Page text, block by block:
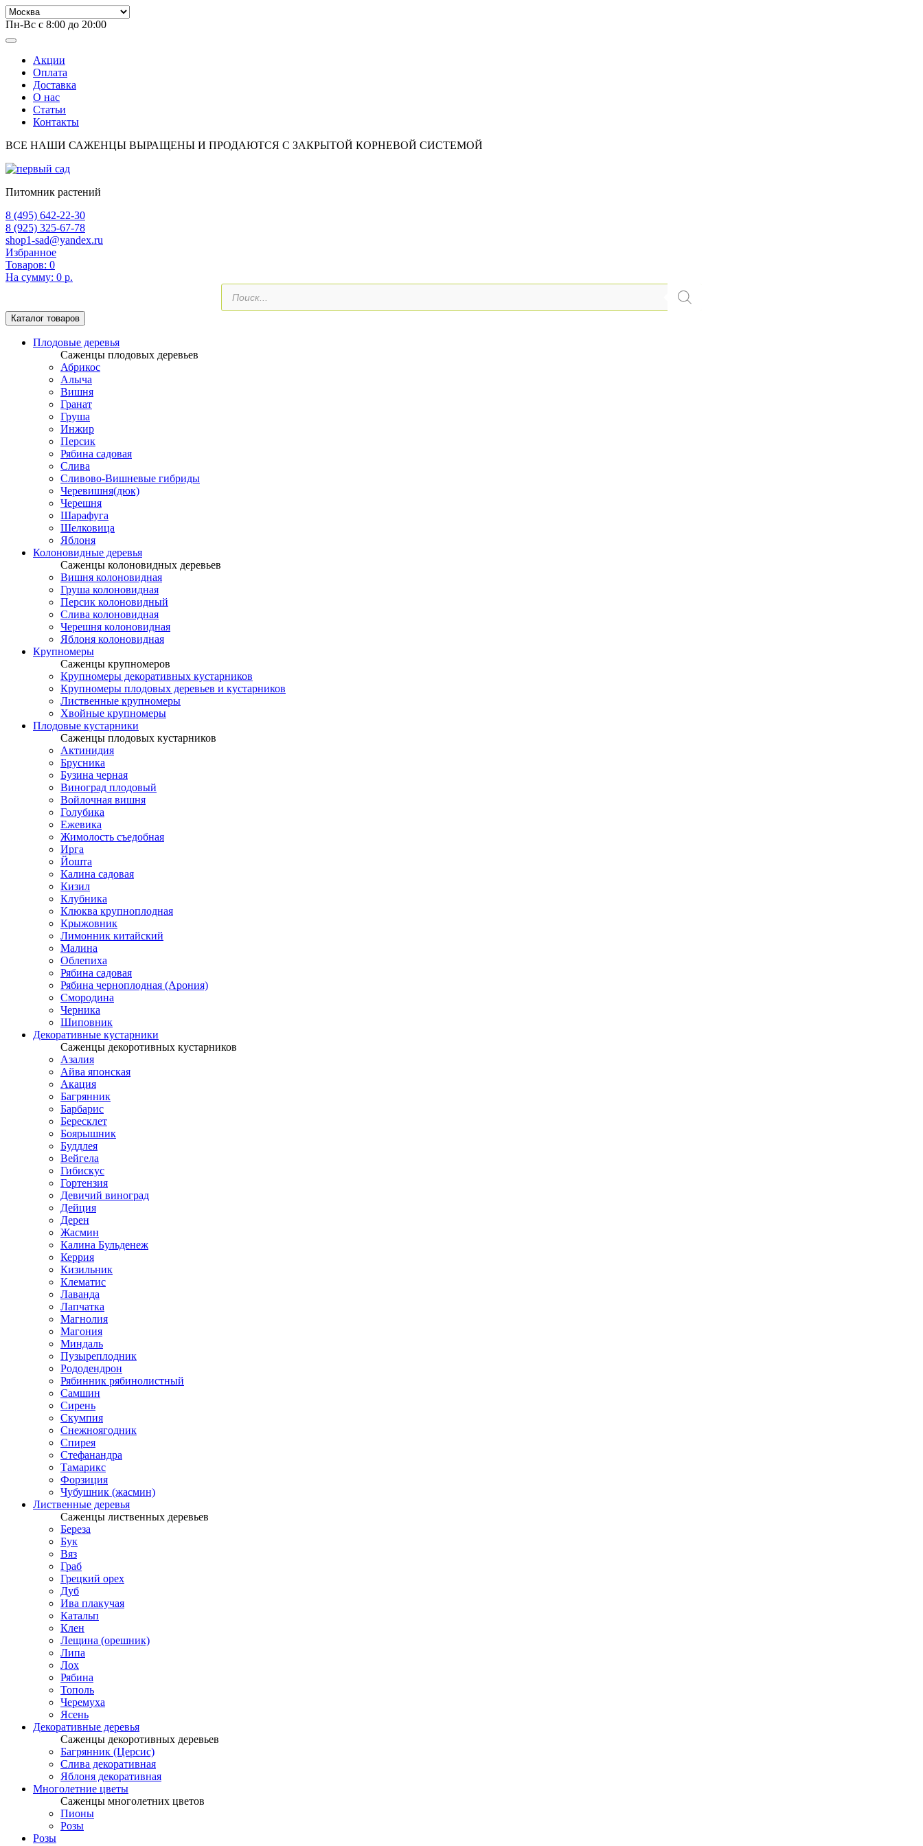
Пн-Вс с 8:00 до 20:00
Акции
Оплата
Доставка
О нас
Статьи
Контакты
ВСЕ НАШИ САЖЕНЦЫ ВЫРАЩЕНЫ И ПРОДАЮТСЯ С ЗАКРЫТОЙ КОРНЕВОЙ СИСТЕМОЙ
Питомник растений
8 (495) 642-22-30
8 (925) 325-67-78
shop1-sad@yandex.ru
Избранное
Товаров: 0
На сумму: 0 р.
Поиск
товаров
Каталог товаров
Плодовые деревья
Саженцы плодовых деревьев
Абрикос
Алыча
Вишня
Гранат
Груша
Инжир
Персик
Рябина садовая
Слива
Сливово-Вишневые гибриды
Черевишня(дюк)
Черешня
Шарафуга
Шелковица
Яблоня
Колоновидные деревья
Саженцы колоновидных деревьев
Вишня колоновидная
Груша колоновидная
Персик колоновидный
Слива колоновидная
Черешня колоновидная
Яблоня колоновидная
Крупномеры
Саженцы крупномеров
Крупномеры декоративных кустарников
Крупномеры плодовых деревьев и кустарников
Лиственные крупномеры
Хвойные крупномеры
Плодовые кустарники
Саженцы плодовых кустарников
Актинидия
Брусника
Бузина черная
Виноград плодовый
Войлочная вишня
Голубика
Ежевика
Жимолость съедобная
Ирга
Йошта
Калина садовая
Кизил
Клубника
Клюква крупноплодная
Крыжовник
Лимонник китайский
Малина
Облепиха
Рябина садовая
Рябина черноплодная (Арония)
Смородина
Черника
Шиповник
Декоративные кустарники
Саженцы декоротивных кустарников
Азалия
Айва японская
Акация
Багрянник
Барбарис
Бересклет
Боярышник
Буддлея
Вейгела
Гибискус
Гортензия
Девичий виноград
Дейция
Дерен
Жасмин
Калина Бульденеж
Керрия
Кизильник
Клематис
Лаванда
Лапчатка
Магнолия
Магония
Миндаль
Пузыреплодник
Рододендрон
Рябинник рябинолистный
Самшин
Сирень
Скумпия
Снежноягодник
Спирея
Стефанандра
Тамарикс
Форзиция
Чубушник (жасмин)
Лиственные деревья
Саженцы лиственных деревьев
Береза
Бук
Вяз
Граб
Грецкий орех
Дуб
Ива плакучая
Катальп
Клен
Лещина (орешник)
Липа
Лох
Рябина
Тополь
Черемуха
Ясень
Декоративные деревья
Саженцы декоротивных деревьев
Багрянник (Церсис)
Слива декоративная
Яблоня декоративная
Многолетние цветы
Саженцы многолетних цветов
Пионы
Розы
Розы